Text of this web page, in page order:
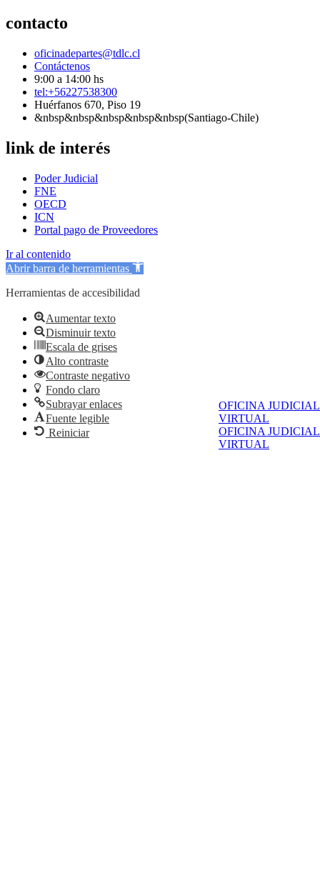
OFICINA JUDICIAL
VIRTUAL
OFICINA JUDICIAL
VIRTUAL
contacto
oficinadepartes@tdlc.cl
Contáctenos
9:00 a 14:00 hs
tel:+56227538300
Huérfanos 670, Piso 19
&nbsp&nbsp&nbsp&nbsp&nbsp(Santiago-Chile)
link de interés
Poder Judicial
FNE
OECD
ICN
Portal pago de Proveedores
Ir al contenido
Abrir barra de herramientas
Herramientas de accesibilidad
Aumentar texto
Disminuir texto
Escala de grises
Alto contraste
Contraste negativo
Fondo claro
Subrayar enlaces
Fuente legible
Reiniciar